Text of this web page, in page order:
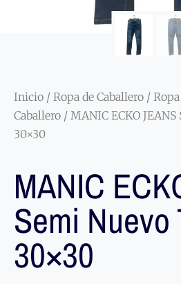
Inicio / Ropa de Caballero /
Caballero / MANIC ECKO
30×30
MANIC
Semi Nuevo
30×30